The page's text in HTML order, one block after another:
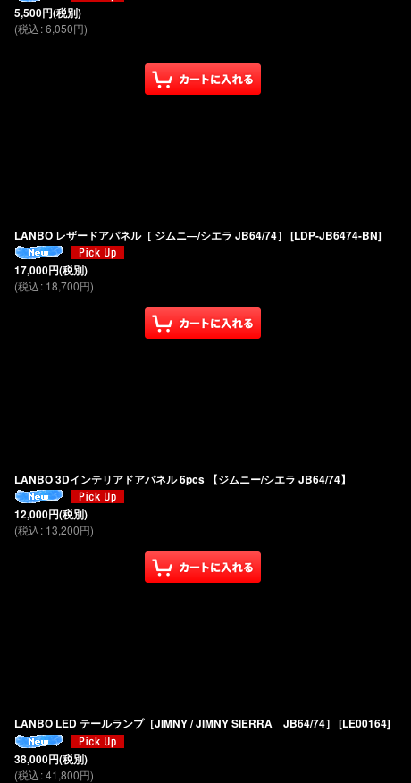
5,500円(税別)
(税込:6,050円)
LANBO レザードアパネル［ ジムニ―/シエラ JB64/74］ [LDP-JB6474-BN]
17,000円(税別)
(税込: 18,700円)
LANBO 3Dインテリアドアパネル 6pcs 【ジムニー/シエラ JB64/74】
12,000円(税別)
(税込: 13,200円)
LANBO LED テールランプ［JIMNY / JIMNY SIERRA JB64/74］ [LE00164]
38,000円(税別)
(税込:41,800円)